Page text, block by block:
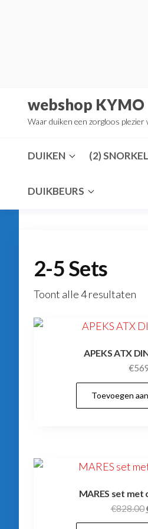
webshop KYMO
Waar duiken een zorgloos plezier
DUIKEN (2)
DUIKBEURS
2-5 Sets
Toont alle 4 resultaten
APEKS ATX
€
Toevoegen
MARES set
€828.00